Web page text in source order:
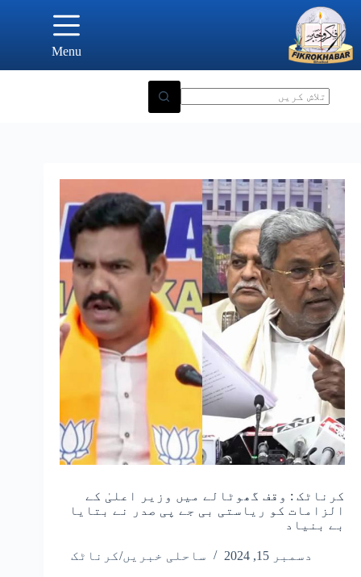
content
Menu
کرناٹک : وقف گھوٹالے میں وزیر اعلیٰ کے
الزامات کو ریاستی بی جے پی صدر نے بتایا
بے بنیاد
دسمبر 15, 2024 ساحلی خبریں/کرناٹک